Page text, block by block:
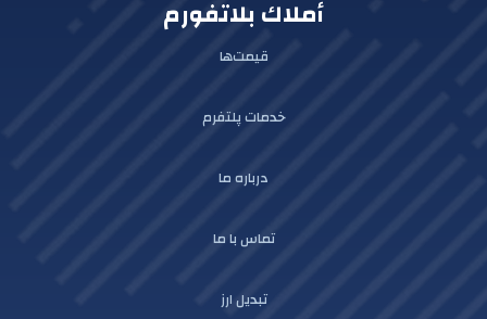
أملاك بلاتفورم
قیمت‌ها
خدمات پلتفرم
درباره ما
تماس با ما
تبدیل ارز